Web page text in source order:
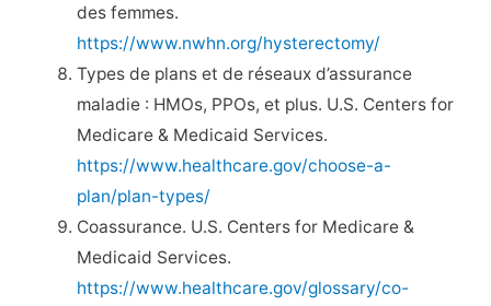
des femmes.
https://www.nwhn.org/hysterectomy/
Types de plans et de réseaux d’assurance
maladie : HMOs, PPOs, et plus. U.S. Centers for
Medicare & Medicaid Services.
https://www.healthcare.gov/choose-a-
plan/plan-types/
Coassurance. U.S. Centers for Medicare &
Medicaid Services.
https://www.healthcare.gov/glossary/co-